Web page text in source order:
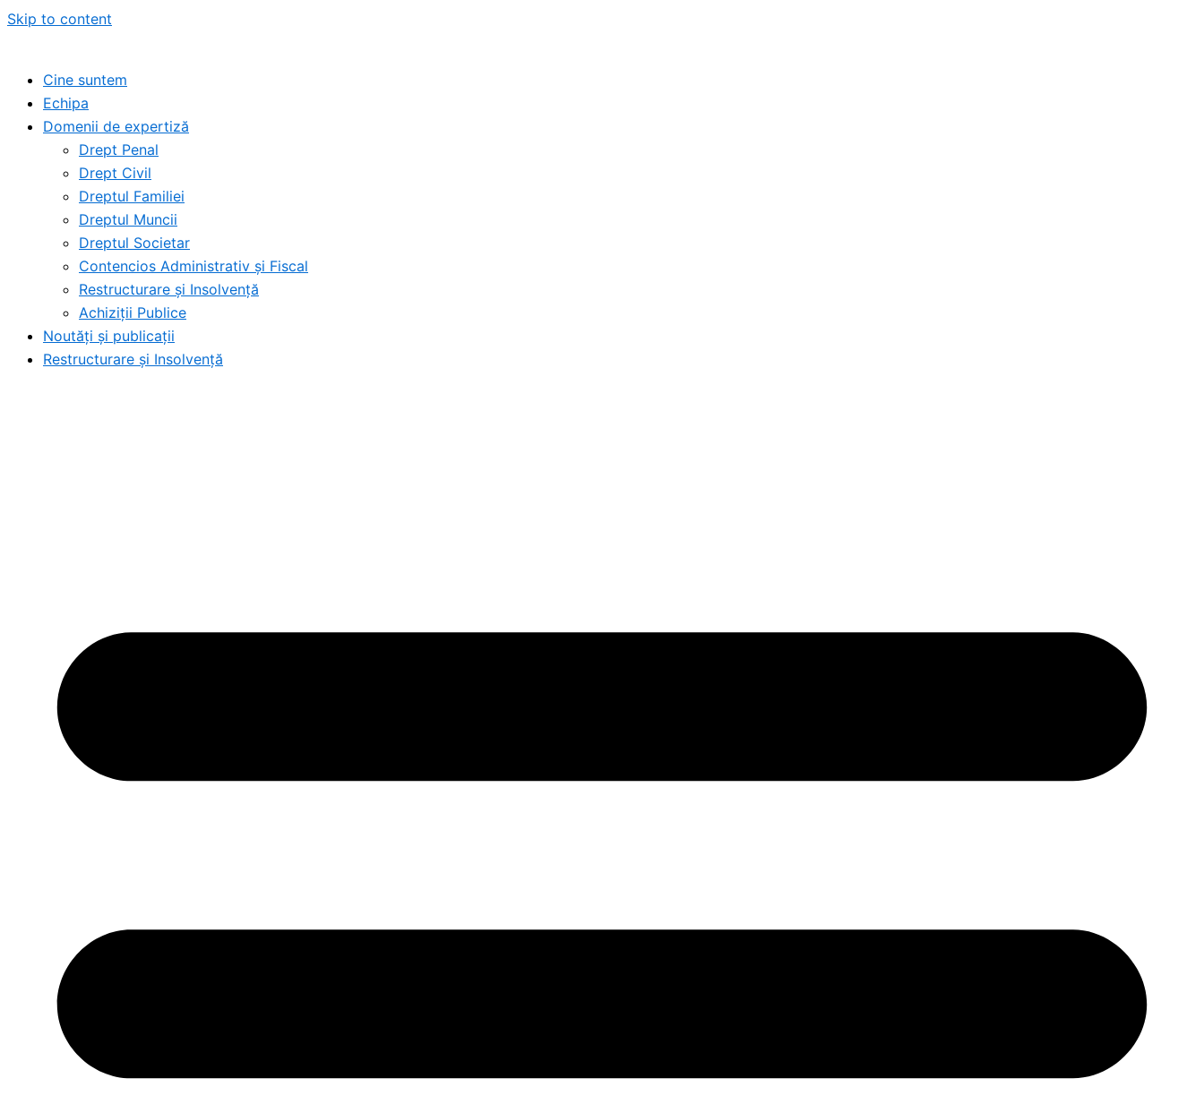
Skip to content
Cine suntem
Echipa
Domenii de expertiză
Drept Penal
Drept Civil
Dreptul Familiei
Dreptul Muncii
Dreptul Societar
Contencios Administrativ și Fiscal
Restructurare și Insolvență
Achiziții Publice
Noutăți și publicații
Restructurare și Insolvență